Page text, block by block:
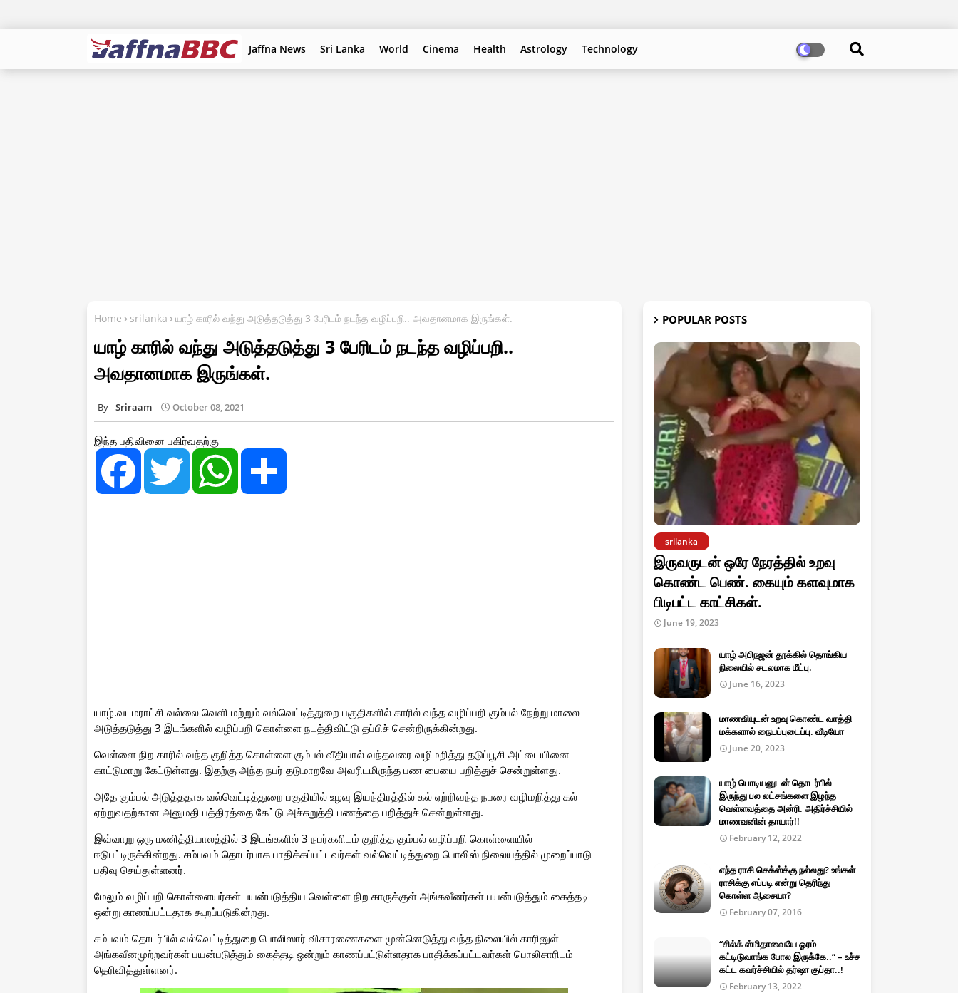
Jaffna News Sri Lanka World Cinema Health Astrology Technology
Home srilanka யாழ் காரில் வந்து அடுத்தடுத்து 3 பேரிடம் நடந்த வழிப்பறி.. அவதானமாக இருங்கள்.
யாழ் காரில் வந்து அடுத்தடுத்து 3 பேரிடம் நடந்த வழிப்பறி..
அவதானமாக இருங்கள்.
Sriraam October 08, 2021
இந்த பதிவினை பகிர்வதற்கு
F
e
T
t
W
t
யாழ்.வடமராட்சி வல்லை வெளி மற்றும் வல்வெட்டித்துறை பகுதிகளில் காரில் வந்த வழிப்பறி கும்பல் நேற்று மாலை
அடுத்தடுத்து 3 இடங்களில் வழிப்பறி கொள்ளை நடத்திவிட்டு தப்பிச் சென்றிருக்கின்றது.
வெள்ளை நிற காரில் வந்த குறித்த கொள்ளை கும்பல் வீதியால் வந்தவரை வழிமறித்து தடுப்பூசி அட்டையினை
காட்டுமாறு கேட்டுள்ளது. இதற்கு அந்த நபர் தடுமாறவே அவரிடமிருந்த பண பையை பறித்துச் சென்றுள்ளது.
அதே கும்பல் அடுத்ததாக வல்வெட்டித்துறை பகுதியில் உழவு இயந்திரத்தில் கல் ஏற்றிவந்த நபரை வழிமறித்து கல்
ஏற்றுவதற்கான அனுமதி பத்திரத்தை கேட்டு அச்சுறுத்தி பணத்தை பறித்துச் சென்றுள்ளது.
இவ்வாறு ஒரு மணித்தியாலத்தில் 3 இடங்களில் 3 நபர்களிடம் குறித்த கும்பல் வழிப்பறி கொள்ளையில்
ஈடுபட்டிருக்கின்றது. சம்பவம் தொடர்பாக பாதிக்கப்பட்டவர்கள் வல்வெட்டித்துறை பொலிஸ் நிலையத்தில் முறைப்பாடு
பதிவு செய்துள்ளனர்.
மேலும் வழிப்பறி கொள்ளையர்கள் பயன்படுத்திய வெள்ளை நிற காருக்குள் அங்கவீனர்கள் பயன்படுத்தும் கைத்தடி
ஒன்று காணப்பட்டதாக கூறப்படுகின்றது.
சம்பவம் தொடர்பில் வல்வெட்டித்துறை பொலிஸார் விசாரணைகளை முன்னெடுத்து வந்த நிலையில் காரினுள்
அங்கவீனமுற்றவர்கள் பயன்படுத்தும் கைத்தடி ஒன்றும் காணப்பட்டுள்ளதாக பாதிக்கப்பட்டவர்கள் பொலிசாரிடம்
தெரிவித்துள்ளனர்.
POPULAR POSTS
srilanka
இருவருடன் ஒரே நேரத்தில் உறவு
கொண்ட பெண். கையும் களவுமாக
பிடிபட்ட காட்சிகள்.
June 19, 2023
யாழ் அபிநஜன் தூக்கில் தொங்கிய
நிலையில் சடலமாக மீட்பு.
June 16, 2023
மாணவியுடன் உறவு கொண்ட வாத்தி
மக்களால் நையப்புடைப்பு. வீடியோ
June 20, 2023
யாழ் பொடியனுடன் தொடர்பில்
இருந்து பல லட்சங்களை இழந்த
வெள்ளவத்தை அன்ரி. அதிர்ச்சியில்
மாணவனின் தாயார்!!
February 12, 2022
எந்த ராசி செக்ஸ்க்கு நல்லது? உங்கள்
ராசிக்கு எப்படி என்று தெரிந்து
கொள்ள ஆசையா?
February 07, 2016
“சில்க் ஸ்மிதாவையே ஓரம்
கட்டிடுவாங்க போல இருக்கே..” – உச்ச
கட்ட கவர்ச்சியில் தர்ஷா குப்தா..!
February 13, 2022